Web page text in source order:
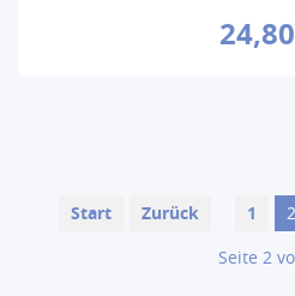
Start Zurück 1 2
Seite 2